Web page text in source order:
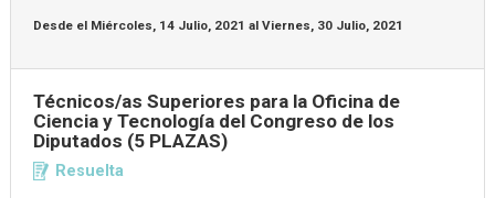
Desde el Miércoles, 14 Julio, 2021 al Viernes, 30 Julio, 2021
Técnicos/as Superiores para la Oficina de
Ciencia y Tecnología del Congreso de los
Diputados (5 PLAZAS)
Resuelta